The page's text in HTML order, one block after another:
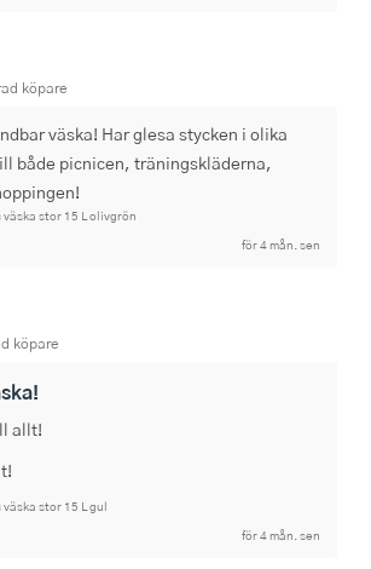
köpare
väska! Har glesa stycken i olika
både picnicen, träningskläderna,
stor 15 L olivgrön
för 4 mån. sen
köpare
allt!
stor 15 L gul
för 4 mån. sen